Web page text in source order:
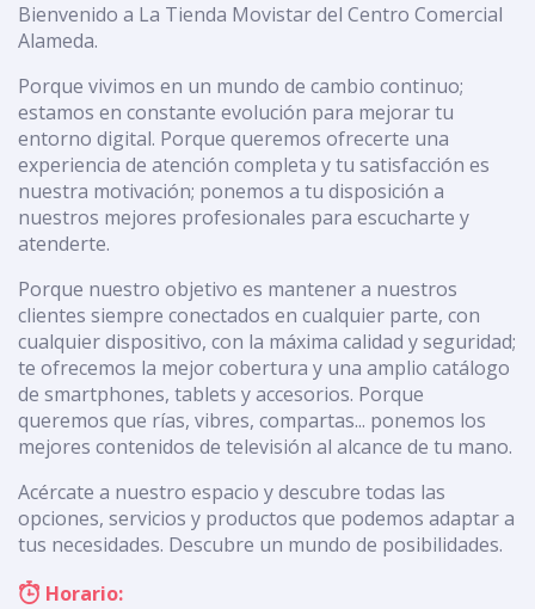
Bienvenido a La Tienda Movistar del Centro Comercial
Alameda.
Porque vivimos en un mundo de cambio continuo;
estamos en constante evolución para mejorar tu
entorno digital. Porque queremos ofrecerte una
experiencia de atención completa y tu satisfacción es
nuestra motivación; ponemos a tu disposición a
nuestros mejores profesionales para escucharte y
atenderte.
Porque nuestro objetivo es mantener a nuestros
clientes siempre conectados en cualquier parte, con
cualquier dispositivo, con la máxima calidad y seguridad;
te ofrecemos la mejor cobertura y una amplio catálogo
de smartphones, tablets y accesorios. Porque
queremos que rías, vibres, compartas... ponemos los
mejores contenidos de televisión al alcance de tu mano.
Acércate a nuestro espacio y descubre todas las
opciones, servicios y productos que podemos adaptar a
tus necesidades. Descubre un mundo de posibilidades.
Horario: